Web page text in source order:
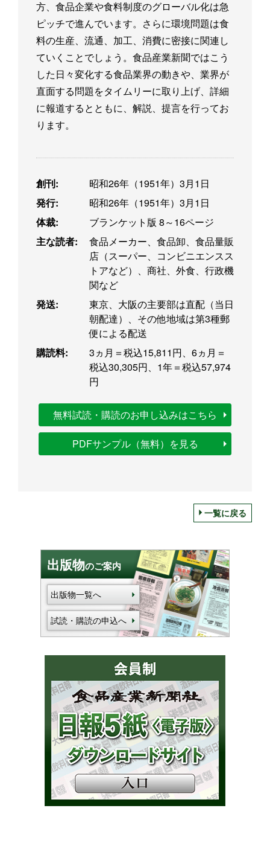
方、食品企業や食料制度のグローバル化は急
ピッチで進んでいます。さらに環境問題は食
料の生産、流通、加工、消費に密接に関連し
ていくことでしょう。食品産業新聞ではこう
した日々変化する食品業界の動きや、業界が
直面する問題をタイムリーに取り上げ、詳細
に報道するとともに、解説、提言を行ってお
ります。
創刊:
昭和26年（1951年）3月1日
発行:
昭和26年（1951年）3月1日
体裁:
ブランケット版 8～16ページ
主な読者:
食品メーカー、食品卸、食品量販
店（スーパー、コンビニエンスス
トアなど）、商社、外食、行政機
関など
発送:
東京、大阪の主要部は直配（当日
朝配達）、その他地域は第3種郵
便による配送
購読料:
3ヵ月＝税込15,811円、6ヵ月＝
税込30,305円、1年＝税込57,974
円
無料試読・購読のお申し込みはこちら
PDFサンプル（無料）を見る
一覧に戻る
出版物のご案内
出版物一覧へ
試読・購読の申込へ